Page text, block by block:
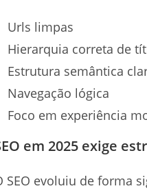
Urls limpas
Hierarquia correta de
Estrutura semântica
Navegação lógica
Foco em experiência
em 2025 exige
SEO evoluiu de forma